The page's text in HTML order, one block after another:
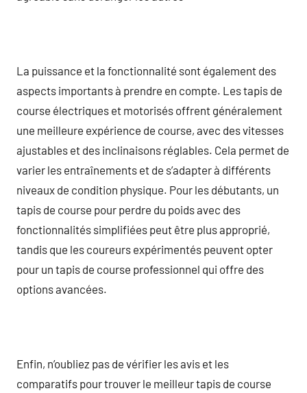
La puissance et la fonctionnalité sont également des
aspects importants à prendre en compte. Les tapis de
course électriques et motorisés offrent généralement
une meilleure expérience de course, avec des vitesses
ajustables et des inclinaisons réglables. Cela permet de
varier les entraînements et de s’adapter à différents
niveaux de condition physique. Pour les débutants, un
tapis de course pour perdre du poids avec des
fonctionnalités simplifiées peut être plus approprié,
tandis que les coureurs expérimentés peuvent opter
pour un tapis de course professionnel qui offre des
options avancées.
Enfin, n’oubliez pas de vérifier les avis et les
comparatifs pour trouver le meilleur tapis de course